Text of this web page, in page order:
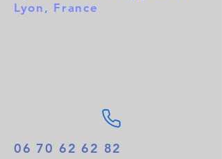
Lyon, France
06 70 62 62 82